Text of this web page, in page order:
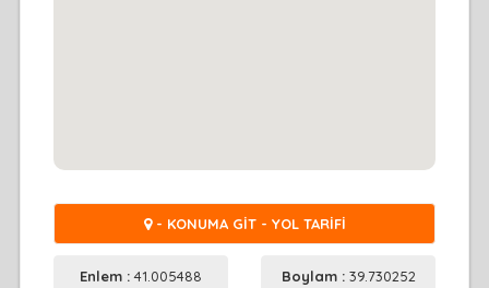
- KONUMA GİT - YOL TARİFİ
Enlem :41.005488 Boylam : 39.730252